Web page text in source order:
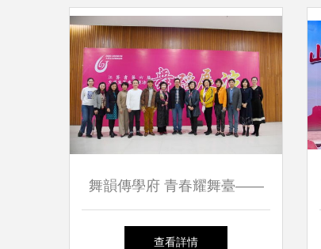
舞韻傳學府 青春耀舞臺——
我校成功承辦江蘇省第六屆大
查看詳情